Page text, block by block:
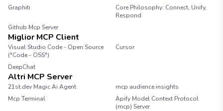
Graphiti
Core Philosophy: Connect, Unify,
Respond
Github Mcp Server
Miglior MCP Client
Visual Studio Code - Open Source
("Code - OSS")
Cursor
DeepChat
Altri MCP Server
21st.dev Magic Ai Agent
mcp audience insights
Mcp Terminal
Apify Model Context Protocol
(mcp) Server